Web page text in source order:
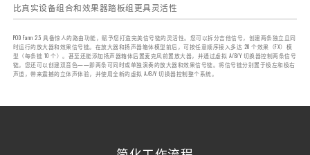
比真实设备组合和效果器踏板组更具灵活性
POD Farm 2.5 具备惊人的路由功能，赋予您打造完美信号链的灵活性。您可以拆分吉他信号，创建两条独立且同
时运行的放大器和效果信号链。在放大器和扬声器箱体模型前后，可按任意顺序接入多达 20 个效果（FX）模
型（每条链 10 个）。甚至还能添加扬声器箱体后置麦克风前置放大器，并通过虚拟 A/B/Y 切换器控制两条信号
链。您还可以创建双音色——即两条可同时或单独演奏的放大器和效果信号链。将信号链分别置于极左和极右
声道，带来震撼的立体声体验，并使用全新的虚拟 A/B/Y 切换器控制整个系统。